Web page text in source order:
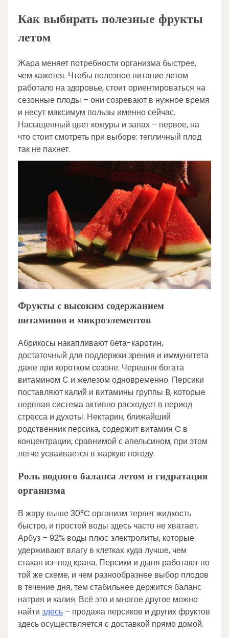
Как выбирать полезные фрукты
летом
Жара меняет потребности организма быстрее,
чем кажется. Чтобы полезное питание летом
работало на здоровье, стоит ориентироваться на
сезонные плоды – они созревают в нужное время
и несут максимум пользы именно сейчас.
Насыщенный цвет кожуры и запах – первое, на
что стоит смотреть при выборе: тепличный плод
так не пахнет.
Фрукты с высоким содержанием
витаминов и микроэлементов
Абрикосы накапливают бета-каротин,
достаточный для поддержки зрения и иммунитета
даже при коротком сезоне. Черешня богата
витамином С и железом одновременно. Персики
поставляют калий и витамины группы B, которые
нервная система активно расходует в период
стресса и духоты. Нектарин, ближайший
родственник персика, содержит витамин C в
концентрации, сравнимой с апельсином, при этом
легче усваивается в жаркую погоду.
Роль водного баланса летом и гидратация
организма
В жару выше 30°C организм теряет жидкость
быстро, и простой воды здесь часто не хватает.
Арбуз – 92% воды плюс электролиты, которые
удерживают влагу в клетках куда лучше, чем
стакан из-под крана. Персики и дыня работают по
той же схеме, и чем разнообразнее выбор плодов
в течение дня, тем стабильнее держится баланс
натрия и калия. Всё это и многое другое можно
найти здесь – продажа персиков и других фруктов
здесь осуществляется с доставкой прямо домой.